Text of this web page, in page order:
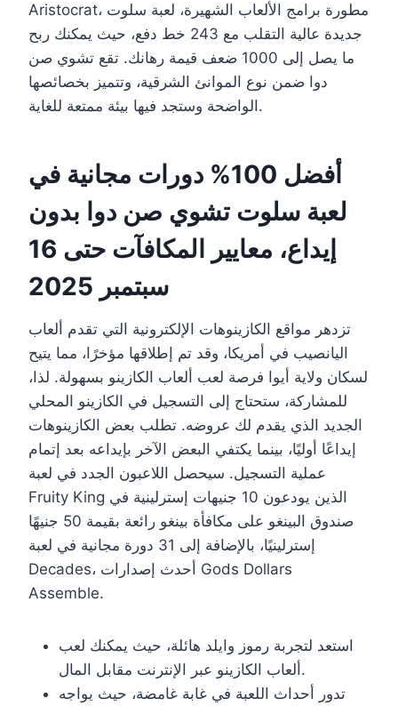
Aristocrat، مطورة برامج الألعاب الشهيرة، لعبة سلوت
جديدة عالية التقلب مع 243 خط دفع، حيث يمكنك ربح
ما يصل إلى 1000 ضعف قيمة رهانك. تقع تشوي صن
دوا ضمن نوع الموانئ الشرقية، وتتميز بخصائصها
الواضحة وستجد فيها بيئة ممتعة للغاية.
أفضل 100% دورات مجانية في
لعبة سلوت تشوي صن دوا بدون
إيداع، معايير المكافآت حتى 16
سبتمبر 2025
تزدهر مواقع الكازينوهات الإلكترونية التي تقدم ألعاب
اليانصيب في أمريكا، وقد تم إطلاقها مؤخرًا، مما يتيح
لسكان ولاية أيوا فرصة لعب ألعاب الكازينو بسهولة. لذا،
للمشاركة، ستحتاج إلى التسجيل في الكازينو المحلي
الجديد الذي يقدم لك عروضه. تطلب بعض الكازينوهات
إيداعًا أوليًا، بينما يكتفي البعض الآخر بإيداعه بعد إتمام
عملية التسجيل. سيحصل اللاعبون الجدد في لعبة
Fruity King الذين يودعون 10 جنيهات إسترلينية في
صندوق البينغو على مكافأة بينغو رائعة بقيمة 50 جنيهًا
إسترلينيًا، بالإضافة إلى 31 دورة مجانية في لعبة
Decades، أحدث إصدارات Gods Dollars
Assemble.
استعد لتجربة رموز وايلد هائلة، حيث يمكنك لعب
ألعاب الكازينو عبر الإنترنت مقابل المال.
تدور أحداث اللعبة في غابة غامضة، حيث يواجه